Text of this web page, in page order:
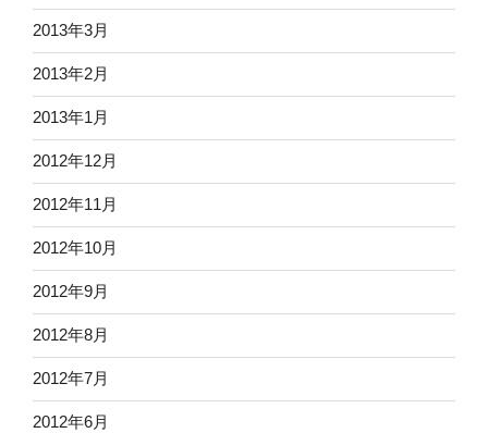
2013年3月
2013年2月
2013年1月
2012年12月
2012年11月
2012年10月
2012年9月
2012年8月
2012年7月
2012年6月